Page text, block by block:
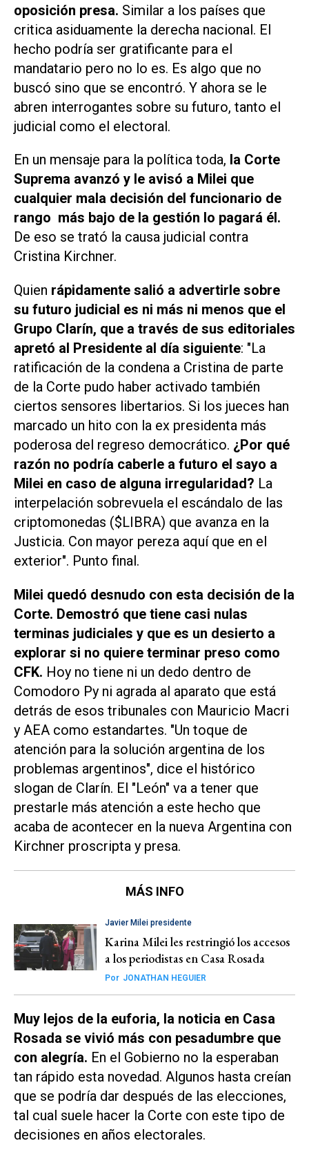
oposición presa. Similar a los países que
critica asiduamente la derecha nacional. El
hecho podría ser gratificante para el
mandatario pero no lo es. Es algo que no
buscó sino que se encontró. Y ahora se le
abren interrogantes sobre su futuro, tanto el
judicial como el electoral.
En un mensaje para la política toda, la Corte
Suprema avanzó y le avisó a Milei que
cualquier mala decisión del funcionario de
rango más bajo de la gestión lo pagará él.
De eso se trató la causa judicial contra
Cristina Kirchner.
Quien rápidamente salió a advertirle sobre
su futuro judicial es ni más ni menos que el
Grupo Clarín, que a través de sus editoriales
apretó al Presidente al día siguiente: "La
ratificación de la condena a Cristina de parte
de la Corte pudo haber activado también
ciertos sensores libertarios. Si los jueces han
marcado un hito con la ex presidenta más
poderosa del regreso democrático. ¿Por qué
razón no podría caberle a futuro el sayo a
Milei en caso de alguna irregularidad? La
interpelación sobrevuela el escándalo de las
criptomonedas ($LIBRA) que avanza en la
Justicia. Con mayor pereza aquí que en el
exterior". Punto final.
Milei quedó desnudo con esta decisión de la
Corte. Demostró que tiene casi nulas
terminas judiciales y que es un desierto a
explorar si no quiere terminar preso como
CFK. Hoy no tiene ni un dedo dentro de
Comodoro Py ni agrada al aparato que está
detrás de esos tribunales con Mauricio Macri
y AEA como estandartes. "Un toque de
atención para la solución argentina de los
problemas argentinos", dice el histórico
slogan de Clarín. El "León" va a tener que
prestarle más atención a este hecho que
acaba de acontecer en la nueva Argentina con
Kirchner proscripta y presa.
MÁS INFO
Javier Milei presidente
Karina Milei les restringió los accesos
a los periodistas en Casa Rosada
Por JONATHAN HEGUIER
Muy lejos de la euforia, la noticia en Casa
Rosada se vivió más con pesadumbre que
con alegría. En el Gobierno no la esperaban
tan rápido esta novedad. Algunos hasta creían
que se podría dar después de las elecciones,
tal cual suele hacer la Corte con este tipo de
decisiones en años electorales.